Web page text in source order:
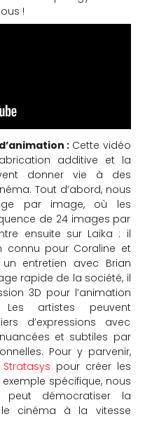
!
: Cette vidéo
additive et la
donner vie à des
Tout d’abord, nous
par image, où les
de 24 images par
ensuite sur Laika : il
connu pour Coraline et
entretien avec Brian
rapide de la société, il
3D pour l’animation
Les artistes peuvent
d’expressions avec
et subtiles par
Pour y parvenir,
pour créer les
spécifique, nous
démocratiser la
cinéma à la vitesse